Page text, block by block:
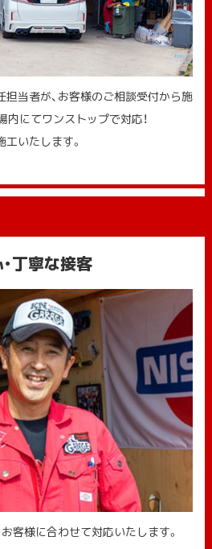
当者が、お客様のご相談受付から施
内にてワンストップで対応！
いたします。
丁寧な接客
客様に合わせて対応いたします。